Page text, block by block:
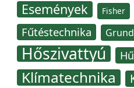
Események Fisher
Fűtéstechnika
Hőszivattyú
Klímatechnika